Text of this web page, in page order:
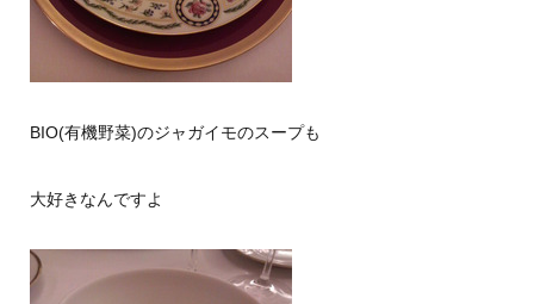
BIO(有機野菜)のジャガイモのスープも
大好きなんですよ